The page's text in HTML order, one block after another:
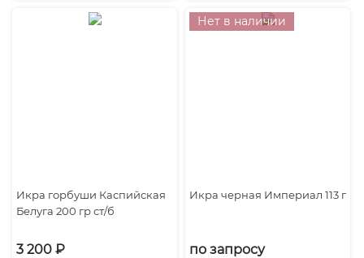
Икра горбуши Каспийская
Белуга 200 гр ст/б
3 200 ₽
Нет в наличии
Икра черная Империал 113 г
по запросу